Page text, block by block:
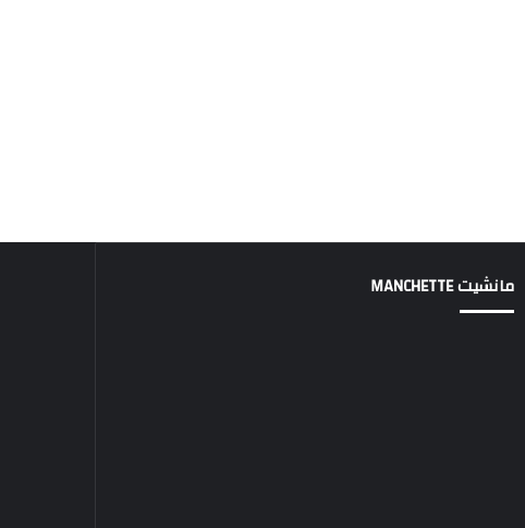
مانشيت MANCHETTE